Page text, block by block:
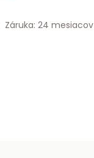
Záruka: 24 mesiacov